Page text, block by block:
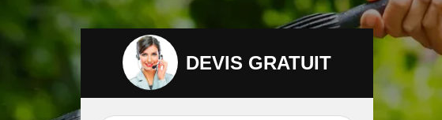
DEVIS GRATUIT